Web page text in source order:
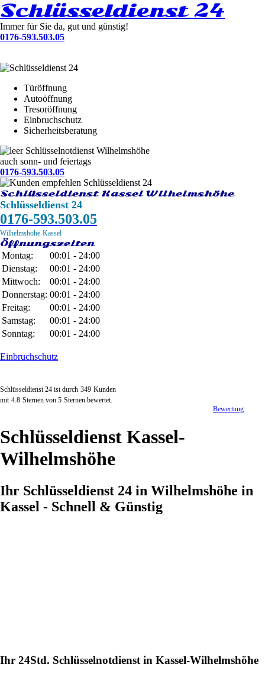
Schlüsseldienst 24
Immer für Sie da, gut und günstig!
0176-593.503.05
Türöffnung
Autoöffnung
Tresoröffnung
Einbruchschutz
Sicherheitsberatung
Schlüsselnotdienst Wilhelmshöhe
auch sonn- und feiertags
0176-593.503.05
Schlüsseldienst Kassel Wilhelmshöhe
Schlüsseldienst 24
0176-593.503.05
Wilhelmshöhe Kassel
Öffnungszeiten
Montag:
00:01 - 24:00
Dienstag:
00:01 - 24:00
Mittwoch:
00:01 - 24:00
Donnerstag: 00:01 - 24:00
Freitag:
00:01 - 24:00
Samstag:
00:01 - 24:00
Sonntag:
00:01 - 24:00
Einbruchschutz
Schlüsseldienst 24 ist durch 349 Kunden
mit 4.8 Sternen von 5 Sternen bewertet.
Bewertung
Schlüsseldienst Kassel-
Wilhelmshöhe
Ihr Schlüsseldienst 24 in Wilhelmshöhe in
Kassel - Schnell & Günstig
Ihr 24Std. Schlüsselnotdienst in Kassel-Wilhelmshöhe